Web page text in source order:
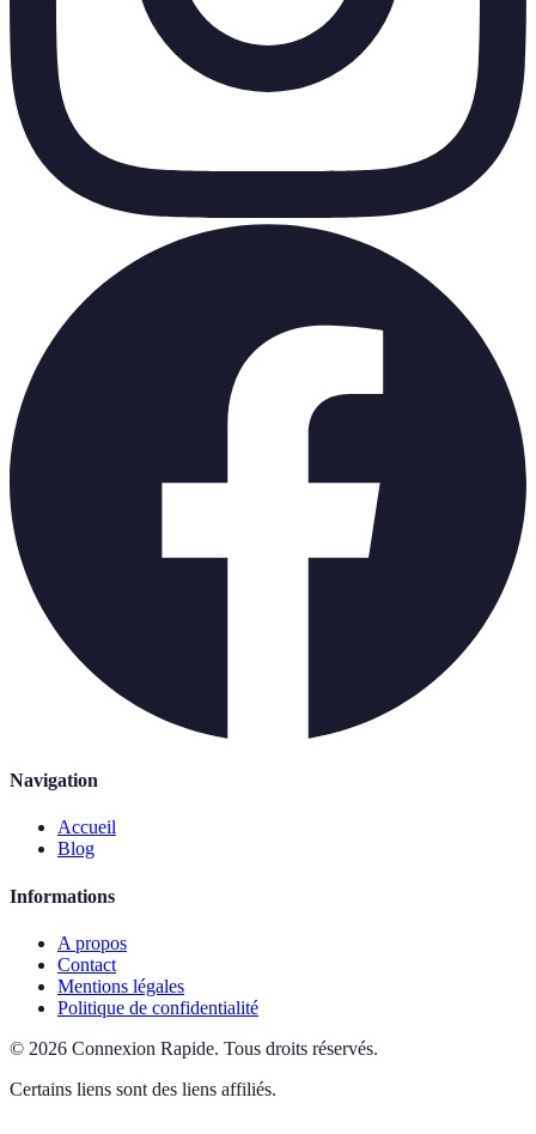
Navigation
Accueil
Blog
Informations
A propos
Contact
Mentions légales
Politique de confidentialité
© 2026 Connexion Rapide. Tous droits réservés.
Certains liens sont des liens affiliés.